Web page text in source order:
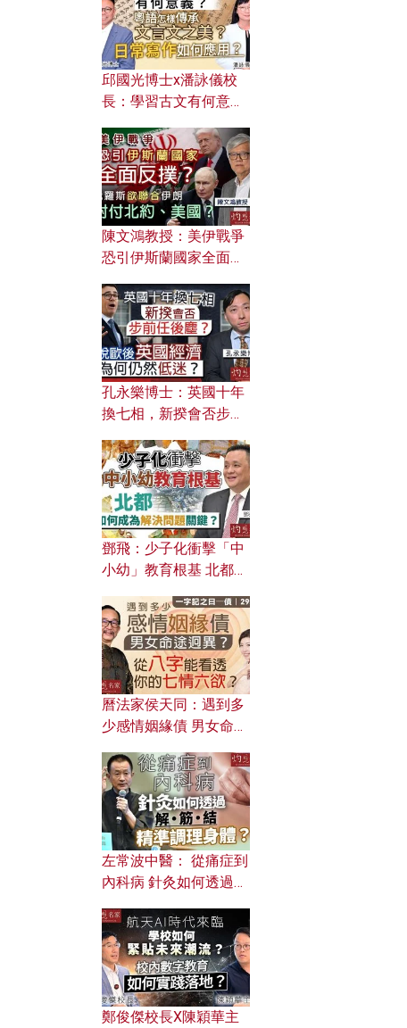
何盤算？
邱國光博士x潘詠儀校
長：學習古文有何意
文之美？ 日常寫作如何
應用？
陳文鴻教授：美伊戰爭
恐引伊斯蘭國家全面反
對付北約美國？
孔永樂博士：英國十年
換七相，新揆會否步前
濟為何仍然低迷？
鄧飛：少子化衝擊「中
小幼」教育根基 北都如
曆法家侯天同：遇到多
少感情姻緣債 男女命途
的七情六欲？
左常波中醫： 從痛症到
內科病 針灸如何透過解
鄭俊傑校長X陳穎華主